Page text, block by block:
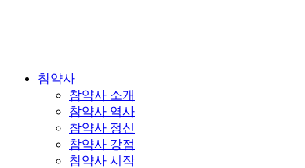
참약사
참약사 소개
참약사 역사
참약사 정신
참약사 강점
참약사 시작